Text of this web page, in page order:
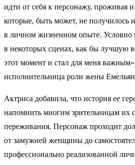
идти от себя к персонажу, проживая
которые, быть может, не получилось
в личном жизненном опыте. Условно
в некоторых сценах, как бы лучшую
этот момент и стал для меня важным»,
исполнительница роли жены
Актриса добавила, что история ее
напомнить многим зрительницам их
переживания. Персонаж проходит
от замужней женщины до
профессионально реализованной